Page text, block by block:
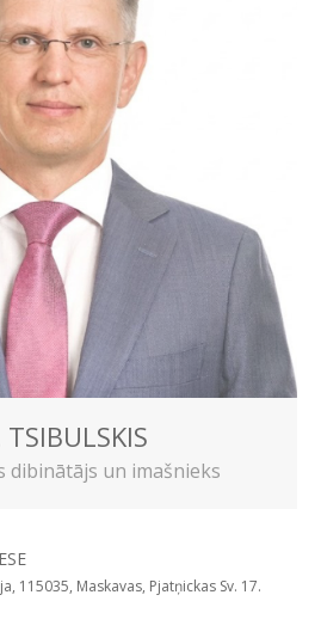
TSIBULSKIS
dibinātājs un imašnieks
115035, Maskavas, Pjatņickas Sv. 17.